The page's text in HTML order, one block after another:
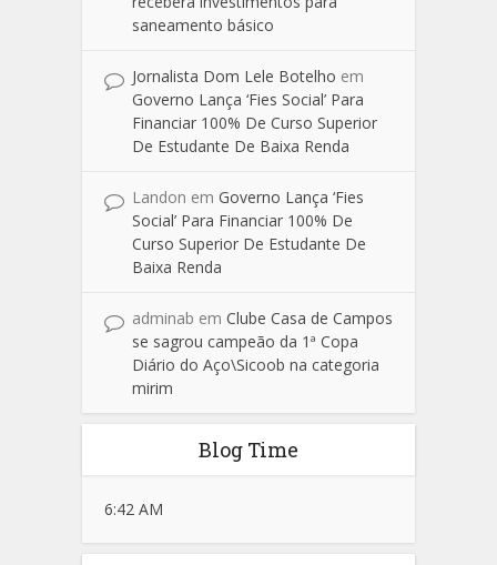
saneamento básico
Jornalista Dom Lele Botelho em
Governo Lança ‘Fies Social’ Para
Financiar 100% De Curso Superior
De Estudante De Baixa Renda
Landon em Governo Lança ‘Fies
Social’ Para Financiar 100% De
Curso Superior De Estudante De
Baixa Renda
adminab em Clube Casa de Campos
se sagrou campeão da 1ª Copa
Diário do Aço\Sicoob na categoria
mirim
Blog Time
6:42 AM